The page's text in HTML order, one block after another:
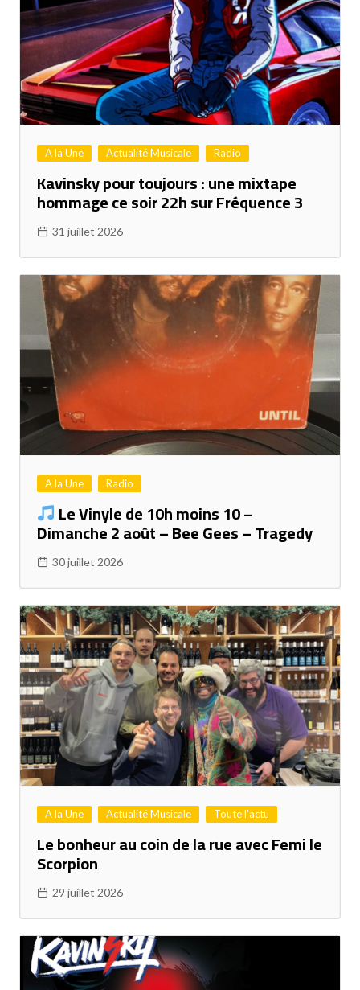
A la Une Actualité Musicale Radio
Kavinsky pour toujours : une mixtape
hommage ce soir 22h sur Fréquence 3
31 juillet 2026
A la Une Radio
Le Vinyle de 10h moins 10 –
Dimanche 2 août – Bee Gees – Tragedy
30 juillet 2026
A la Une Actualité Musicale Toute l'actu
Le bonheur au coin de la rue avec Femi le
Scorpion
29 juillet 2026